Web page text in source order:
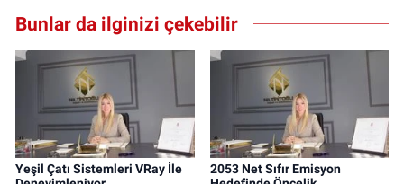
Bunlar da ilginizi çekebilir
Yeşil Çatı Sistemleri VRay İle
2053 Net Sıfır Emisyon